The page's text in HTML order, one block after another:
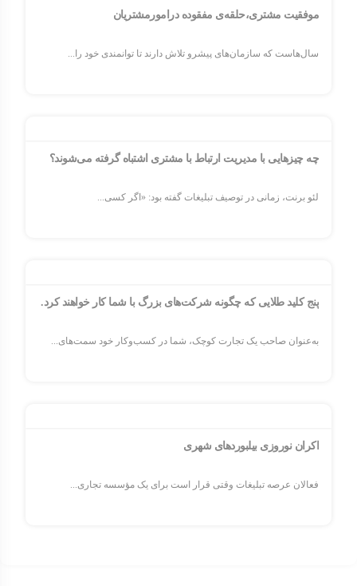
موفقیت مشتری،حلقه‌ی مفقوده درامورمشتریان
سال‌هاست که سازمان‌های پیشرو تلاش دارند تا توانمندی خود را...
چه چیزهایی با مدیریت ارتباط با مشتری اشتباه گرفته می‌شوند؟
لئو برنت، زمانی در توصیف تبلیغات گفته بود: «اگر کسی...
پنج کلید طلایی که چگونه شرکت‌های بزرگ با شما کار خواهند کرد.
به‌عنوان صاحب یک تجارت کوچک، شما در کسب‌وکار خود سمت‌های...
اکران نوروزی بیلبوردهای شهری
فعالان عرصه تبلیغات وقتی قرار است برای یک مؤسسه تجاری...